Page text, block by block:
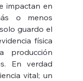
impactan en
o menos
guardo el
física
producción
En verdad
vital; un